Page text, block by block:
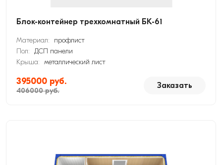
Блок-контейнер трехкомнатный БК-61
Материал:
профлист
Пол: ДСП панели
Крыша: металлический лист
395000 руб.
406000 руб.
Заказать